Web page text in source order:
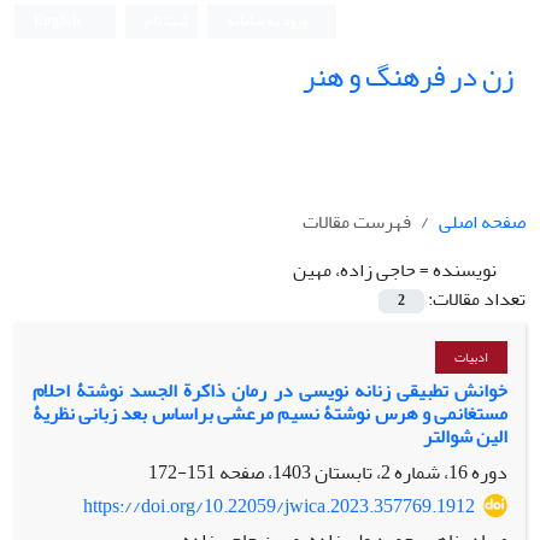
زن در فرهنگ و هنر
صفحه اصلی
فهرست مقالات
نویسنده =حاجی زاده، مهین
تعداد مقالات:
2
ادبیات
خوانش تطبیقی زنانه نویسی در رمان ذاکرة الجسد نوشتۀ احلام
مستغانمی و هرس نوشتۀ نسیم مرعشی براساس بعد زبانی نظریۀ
الین شوالتر
دوره 16، شماره 2، تابستان 1403، صفحه
151-172
https://doi.org/10.22059/jwica.2023.357769.1912